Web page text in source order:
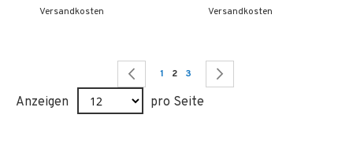
Versandkosten
Versandkosten
Seite Seite
Zurück
Seite
1 Sie lesen gerade Seite
2 Seite
3
Anzeigen pro Seite